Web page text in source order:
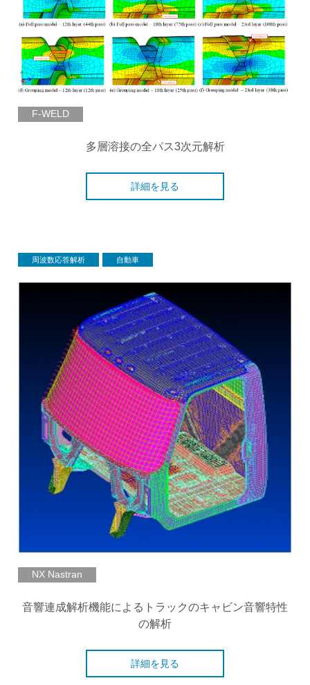
F-WELD
多層溶接の全パス3次元解析
詳細を見る
周波数応答解析 自動車
NX Nastran
音響連成解析機能によるトラックのキャビン音響特性
の解析
詳細を見る